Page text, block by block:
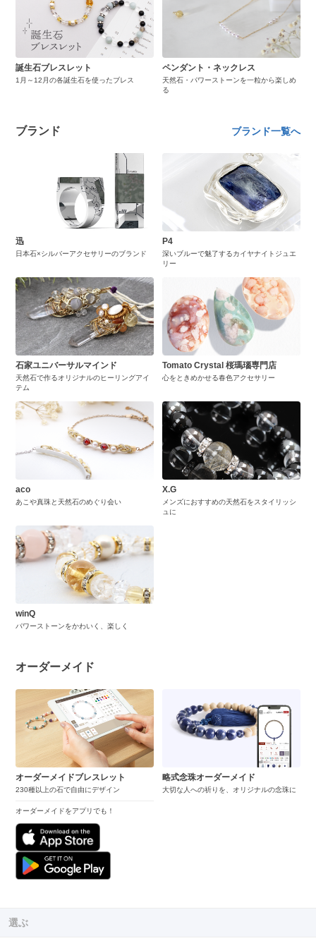
誕生石ブレスレット
1月～12月の各誕生石を使ったブレス
ペンダント・ネックレス
天然石・パワーストーンを一粒から楽しめ
る
ブランド ブランド一覧へ
迅
日本石×シルバーアクセサリーのブランド
P4
深いブルーで魅了するカイヤナイトジュエ
リー
石家ユニバーサルマインド
天然石で作るオリジナルのヒーリングアイ
テム
Tomato Crystal 桜瑪瑙専門店
心をときめかせる春色アクセサリー
aco
あこや真珠と天然石のめぐり会い
X.G
メンズにおすすめの天然石をスタイリッシ
ュに
winQ
パワーストーンをかわいく、楽しく
オーダーメイド
オーダーメイドブレスレット
230種以上の石で自由にデザイン
オーダーメイドをアプリでも！
略式念珠オーダーメイド
大切な人への祈りを、オリジナルの念珠に
選ぶ